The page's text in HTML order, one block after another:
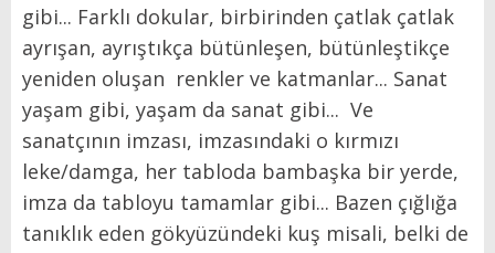
gibi... Farklı dokular, birbirinden çatlak çatlak
ayrışan, ayrıştıkça bütünleşen, bütünleştikçe
yeniden oluşan renkler ve katmanlar... Sanat
yaşam gibi, yaşam da sanat gibi... Ve
sanatçının imzası, imzasındaki o kırmızı
leke/damga, her tabloda bambaşka bir yerde,
imza da tabloyu tamamlar gibi... Bazen çığlığa
tanıklık eden gökyüzündeki kuş misali, belki de